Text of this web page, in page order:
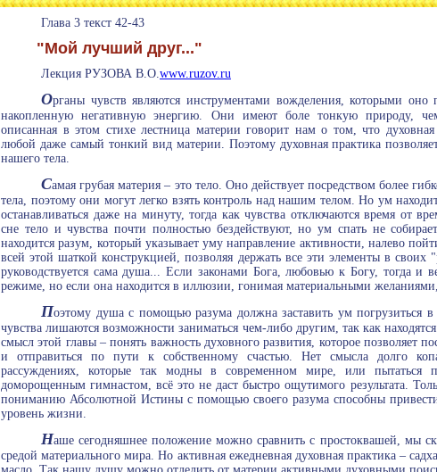
Глава 3 текст 42-43
"Мой лучший друг..."
Лекция РУЗОВА В.О.www.ruzov.ru
Органы чувств являются инструментами вожделения, которыми оно
накопленную негативную энергию. Они имеют боле тонкую природу,
описанная в этом стихе лестница материи говорит нам о том, что
любой даже самый тонкий вид материи. Поэтому духовная практика
нашего тела.
Самая грубая материя – это тело. Оно действует посредством более
тела, поэтому они могут легко взять контроль над нашим телом. Но ум
останавливаться даже на минуту, тогда как чувства отключаются время от
сне тело и чувства почти полностью бездействуют, но ум спать не
находится разум, который указывает уму направление активности, налево
всей этой шаткой конструкцией, позволяя держать все эти элементы в
руководствуется сама душа... Если законами Бога, любовью к Богу, тогда и
режиме, но если она находится в иллюзии, гонимая материальными
Поэтому душа с помощью разума должна заставить ум погрузиться в
чувства лишаются возможности заниматься чем-либо другим, так как
смысл этой главы – понять важность духовного развития, которое позволяет
и отправиться по пути к собственному счастью. Нет смысла долго
рассуждениях, которые так модны в современном мире, или пытаться
доморощенным гимнастом, всё это не даст быстро ощутимого результата.
пониманию Абсолютной Истины с помощью своего разума способны привести
уровень жизни.
Наше сегодняшнее положение можно сравнить с простоквашей, мы
средой материального мира. Но активная ежедневная духовная практика –